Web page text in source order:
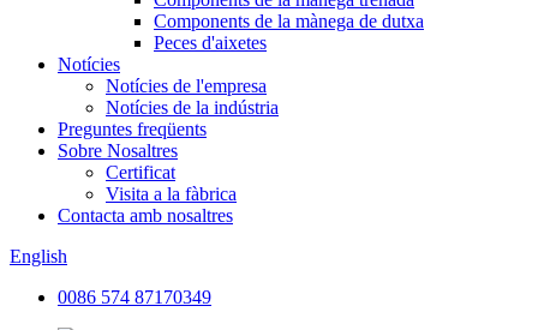
Components de la mànega de dutxa
Peces d'aixetes
Notícies
Notícies de l'empresa
Notícies de la indústria
Preguntes freqüents
Sobre Nosaltres
Certificat
Visita a la fàbrica
Contacta amb nosaltres
English
0086 574 87170349